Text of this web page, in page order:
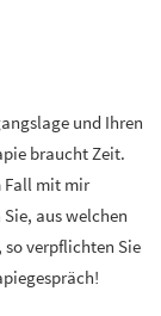
und Ihren
braucht Zeit.
Fall mit mir
aus welchen
verpflichten Sie